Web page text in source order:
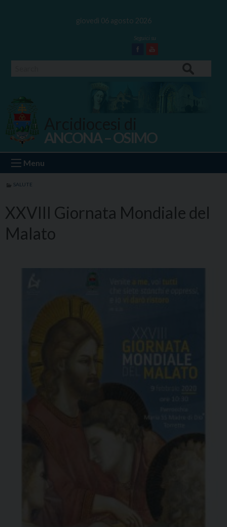
giovedì 06 agosto 2026
Facebook
Youtube
Ancona Osimo
ANCONA – OSIMO
Menu
SALUTE
XXVIII Giornata Mondiale del
Malato